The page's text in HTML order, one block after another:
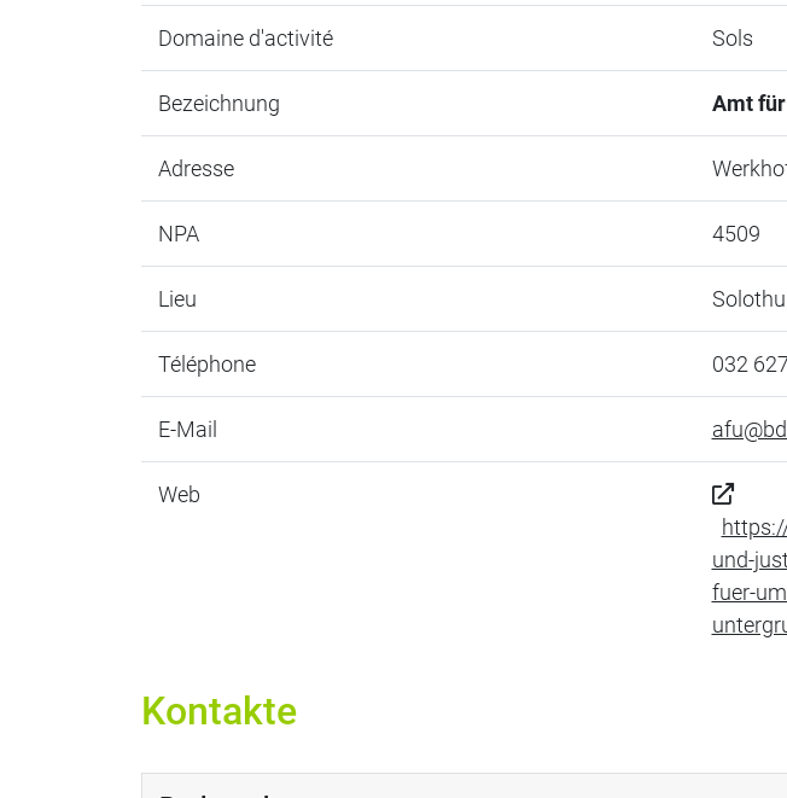
Domaine d'activité Sols
Bezeichnung Amt
Adresse
NPA 4509
Lieu
Téléphone 032
E-Mail
Web
und-
fuer-
Kontakte